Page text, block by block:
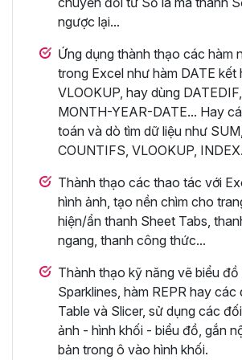
ngược lại...
Ứng dụng thành thạo các hàm
trong Excel như hàm DATE kết
VLOOKUP, hay dùng
MONTH-YEAR-DATE... Hay
toán và dò tìm dữ liệu như
COUNTIFS, VLOOKUP, INDEX.
Thành thạo các thao tác với
hình ảnh, tạo nền chìm cho
hiện/ẩn thanh Sheet Tabs,
ngang, thanh công thức...
Thành thạo kỹ năng vẽ biểu
Sparklines, hàm REPR hay
Table và Slicer, sử dụng các
ảnh - hình khối - biểu đồ, gắn
bản trong ô vào hình khối.